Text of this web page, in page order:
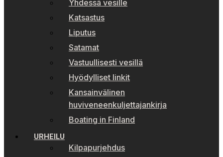
Yhdessä vesille
Katsastus
Liputus
Satamat
Vastuullisesti vesillä
Hyödylliset linkit
Kansainvälinen
huviveneenkuljettajankirja
Boating in Finland
URHEILU
Kilpapurjehdus